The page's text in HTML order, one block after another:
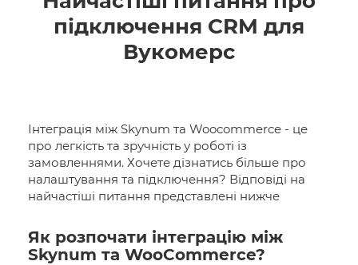
підключення CRM для
Вукомерс
Інтеграція між Skynum та Woocommerce - це
про легкість та зручність у роботі із
замовленнями. Хочете дізнатись більше про
налаштування та підключення? Відповіді на
найчастіші питання представлені нижче
Як розпочати інтеграцію між
Skynum та WooCommerce?